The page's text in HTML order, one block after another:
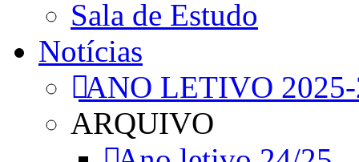
Sala de Estudo
Notícias
ANO LETIVO
ARQUIVO